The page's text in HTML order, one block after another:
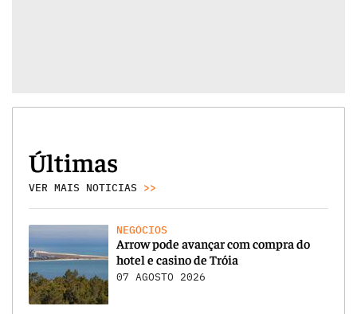
Últimas
VER MAIS NOTICIAS >>
NEGÓCIOS
Arrow pode avançar com compra do
hotel e casino de Tróia
07 AGOSTO 2026